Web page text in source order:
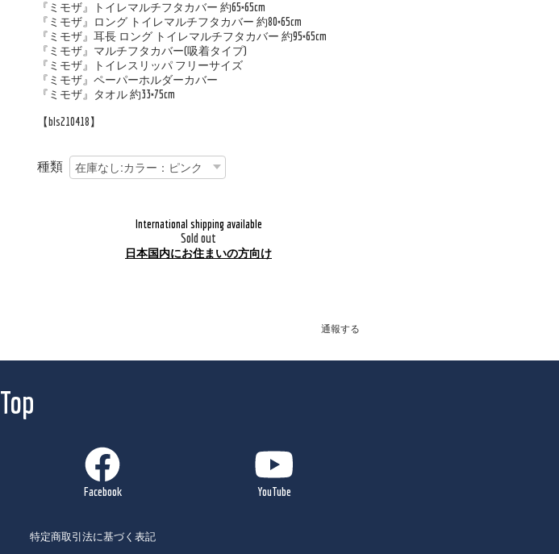
『ミモザ』トイレマルチフタカバー 約65×65cm
『ミモザ』ロング トイレマルチフタカバー 約80×65cm
『ミモザ』耳長 ロング トイレマルチフタカバー 約95×65cm
『ミモザ』マルチフタカバー(吸着タイプ)
『ミモザ』トイレスリッパ フリーサイズ
『ミモザ』ペーパーホルダーカバー
『ミモザ』タオル 約33×75cm
【bls210418】
種類
International shipping available
Sold out
日本国内にお住まいの方向け
通報する
Top
特定商取引法に基づく表記